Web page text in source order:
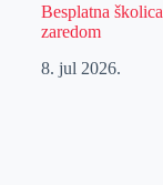
Besplatna
zaredom
8. jul 2026.